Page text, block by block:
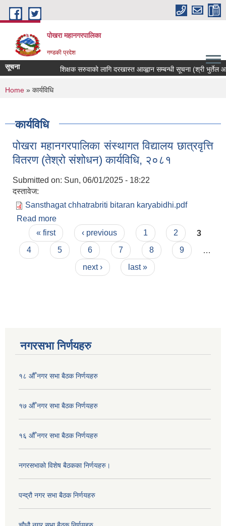
Skip to main content
पोखरा महानगरपालिका
गण्डकी प्रदेश
सूचना शिक्षक सरुवाको लागि दरखास्त आव्ह्वान सम्बन्धी सूचना (श्री भुर्तेल
You are here
Home » कार्यविधि
कार्यविधि
पोखरा महानगरपालिका संस्थागत विद्यालय छात्रवृत्ति
वितरण (तेश्रो संशोधन) कार्यविधि, २०८१
Submitted on: Sun, 06/01/2025 - 18:22
दस्तावेज:
Sansthagat chhatrabriti bitaran karyabidhi.pdf
Read more
वितरण (तेश्रो संशोधन) कार्यविधि, २०८१
Pages
« first ‹ previous 1 2
3
4
5 6 7 8 9
next ›
last »
नगरसभा निर्णयहरु
१८ औँ नगर सभा बैठक निर्णयहरु
१७ औँ नगर सभा बैठक निर्णयहरु
१६ औँ नगर सभा बैठक निर्णयहरु
नगरसभाको विशेष बैठकका निर्णयहरु।
पन्द्रौ नगर सभा बैठक निर्णयहरु